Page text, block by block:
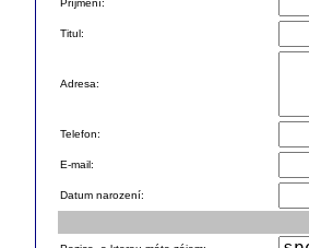
Příjmení:
Titul:
Adresa:
Telefon:
E-mail:
Datum narození: